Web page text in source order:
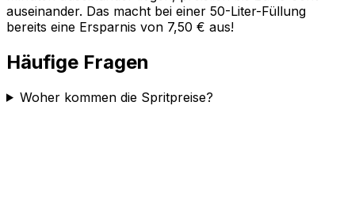
auseinander. Das macht bei einer 50-Liter-Füllung
bereits eine Ersparnis von 7,50 € aus!
Häufige Fragen
Woher kommen die Spritpreise?